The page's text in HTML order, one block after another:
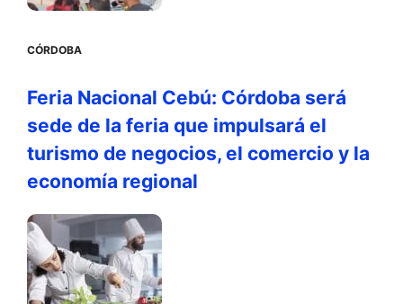
CÓRDOBA
Feria Nacional Cebú: Córdoba será
sede de la feria que impulsará el
turismo de negocios, el comercio y la
economía regional